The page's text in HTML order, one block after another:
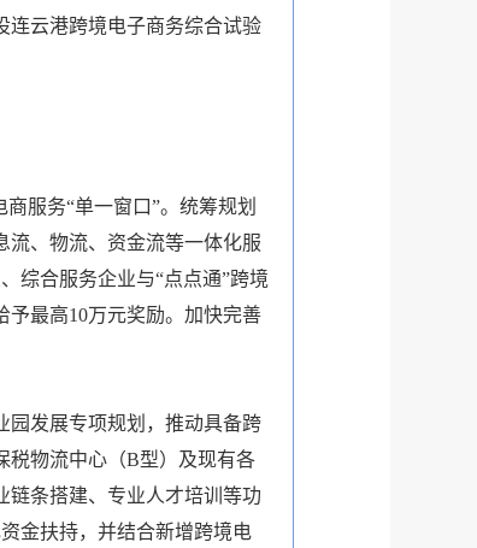
连云港跨境电子商务综合试验
服务“单一窗口”。统筹规划
流、物流、资金流等一体化服
综合服务企业与“点点通”跨境
予最高10万元奖励。加快完善
园发展专项规划，推动具备跨
税物流中心（B型）及现有各
链条搭建、专业人才培训等功
金扶持，并结合新增跨境电